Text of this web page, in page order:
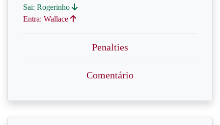
Sai: Rogerinho
Entra: Wallace
Penalties
Comentário